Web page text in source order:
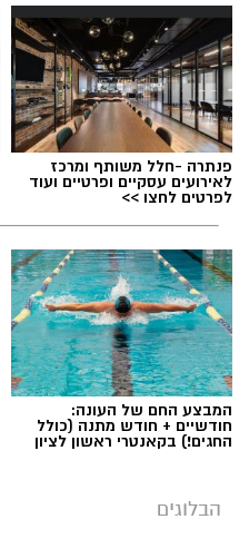
אלדה נתנאל / 09:20 07.08.26
פנתרה -חלל משותף ומרכז
לאירועים עסקיים ופרטיים ועוד
לפרטים לחצו >>
המבצע החם של העונה:
חודשיים + חודש מתנה (כולל
החגים!) בקאנטרי ראשון לציון
הבלוגים